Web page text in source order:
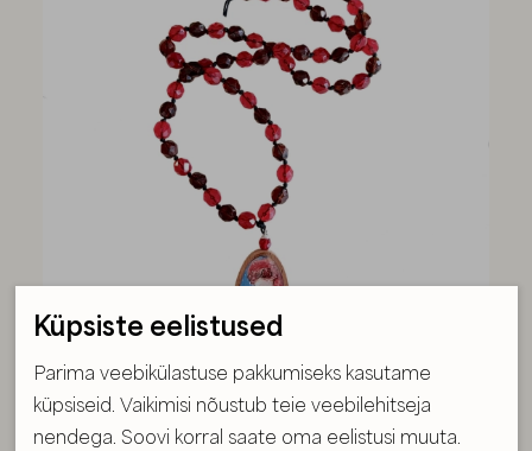
Väike kaelakee 3
Küpsiste eelistused
Parima veebikülastuse pakkumiseks kasutame
küpsiseid. Vaikimisi nõustub teie veebilehitseja
nendega. Soovi korral saate oma eelistusi muuta.